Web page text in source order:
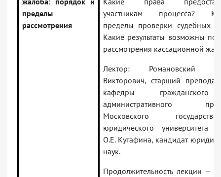
пределы
рассмотрения
участникам процесса?
пределы проверки судебных
Какие результаты возможны по
рассмотрения кассационной
Лектор: Романовский
Викторович, старший
кафедры
административного
Московского
юридического университета
О.Е. Кутафина, кандидат
наук.
Продолжительность лекции —